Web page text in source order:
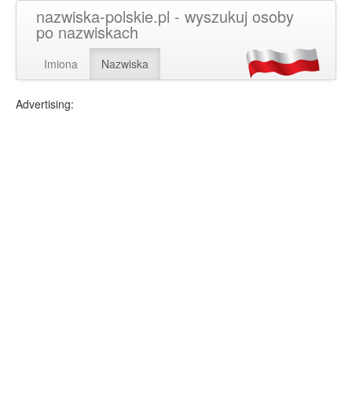
nazwiska-polskie.pl - wyszukuj osoby
po nazwiskach
Imiona Nazwiska
Advertising: